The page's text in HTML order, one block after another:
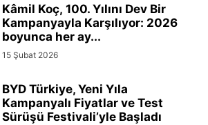
Kâmil Koç, 100. Yılını Dev Bir
Kampanyayla Karşılıyor: 2026
boyunca her ay...
15 Şubat 2026
BYD Türkiye, Yeni Yıla
Kampanyalı Fiyatlar ve Test
Sürüşü Festivali’yle Başladı